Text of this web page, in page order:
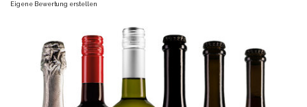
Eigene Bewertung erstellen